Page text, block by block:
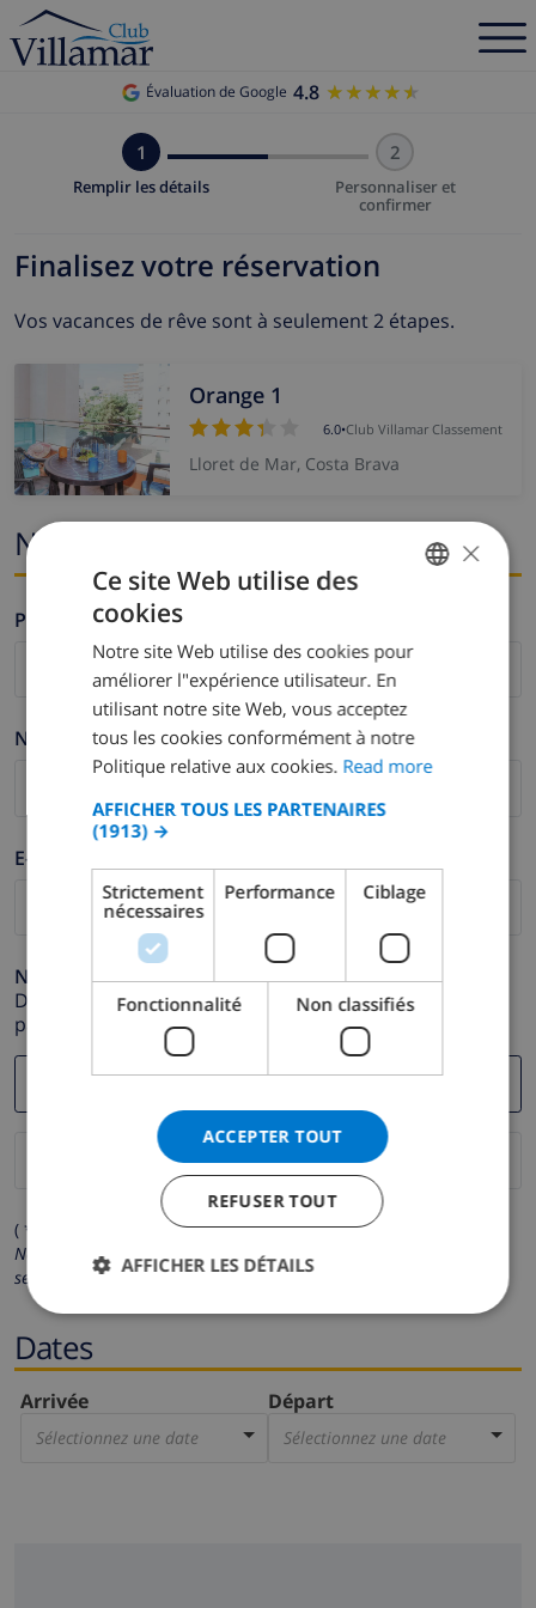
Évaluation de Google 4.8 ★★★★★
★★★★★
1
Remplir les détails
2
Personnaliser et
confirmer
Finalisez votre réservation
Vos vacances de rêve sont à seulement 2 étapes.
Orange 1
6.0•Club Villamar Classement
Lloret de Mar, Costa Brava
Nom et adresse e-mail
Prénom *
Nom de famille *
E-mail *
Numéro de téléphone *
Dans le cas où votre adresse e-mail ne fonctionnerait
pas correctement.
( * Les champs avec un astérisque sont obligatoires )
Nous respectons votre vie privée.Vos données personnelles ne
seront pas communiquées à des tiers.
Dates
Arrivée
Sélectionnez une date
Départ
Sélectionnez une date
DUTCH
SPANISH
GERMAN
CATALAN
DANISH
NORWEGIAN
×
Ce site Web utilise des
cookies
Notre site Web utilise des cookies pour
améliorer l"expérience utilisateur. En
utilisant notre site Web, vous acceptez
tous les cookies conformément à notre
Politique relative aux cookies. Read more
AFFICHER TOUS LES PARTENAIRES
(1913) →
Strictement
nécessaires
Performance Ciblage
Fonctionnalité Non classifiés
ACCEPTER TOUT
REFUSER TOUT
AFFICHER LES DÉTAILS